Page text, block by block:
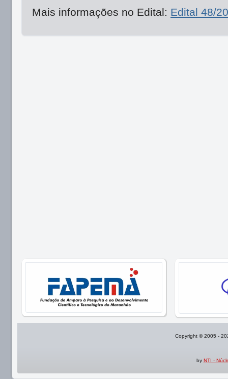
Mais informações no Edital: Edital 48/
Copyright © 2005 -
by NTI -